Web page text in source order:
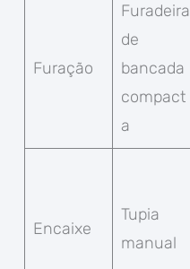
Furação
Furadeira
de
bancada
compact
a
Encaixe
Tupia
manual